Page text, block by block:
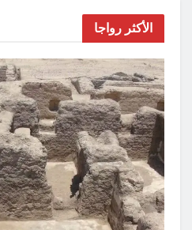
الأكثر رواجا